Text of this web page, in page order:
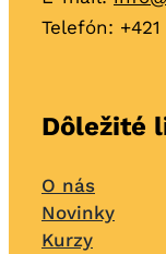
Telefón: +421
Dôležité
O nás
Novinky
Kurzy